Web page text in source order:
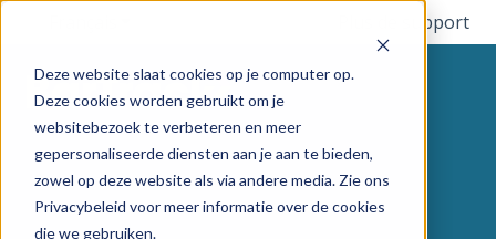
Deze website slaat cookies op je computer op.
Deze cookies worden gebruikt om je
websitebezoek te verbeteren en meer
gepersonaliseerde diensten aan je aan te bieden,
zowel op deze website als via andere media. Zie ons
Privacybeleid voor meer informatie over de cookies
die we gebruiken.
Afficher le sous-menu pour les traductions
Plus de support